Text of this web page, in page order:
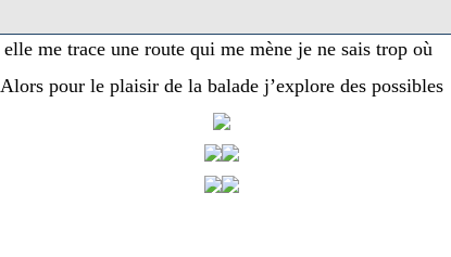
me trace une route qui me mène je ne sais trop où
Alors pour le plaisir de la balade j’explore des possibles